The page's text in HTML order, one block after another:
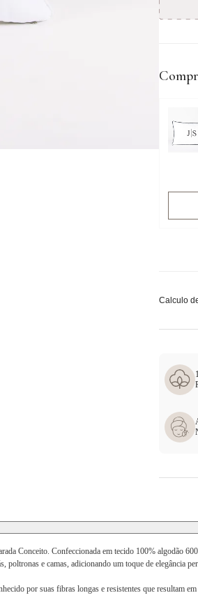
Calculo
Conceito. Confeccionada em tecido 100% algodão
e camas, adicionando um toque de elegância
por suas fibras longas e resistentes que resultam